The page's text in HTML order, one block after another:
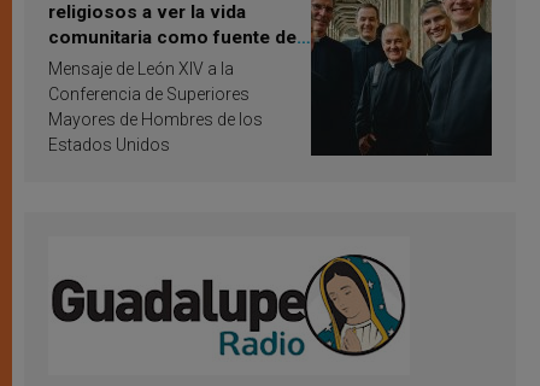
religiosos a ver la vida
comunitaria como fuente de
inspiración y santificación
Mensaje de León XIV a la
Conferencia de Superiores
Mayores de Hombres de los
Estados Unidos